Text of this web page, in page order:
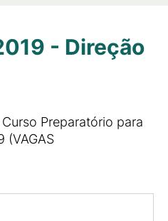
- Direção
Preparatório para
(VAGAS